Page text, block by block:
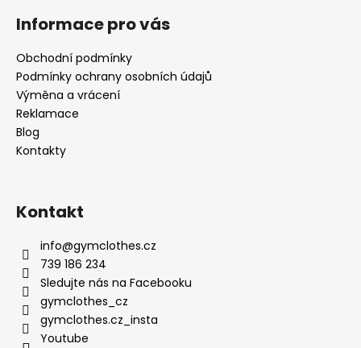
Informace pro vás
Obchodní podmínky
Podmínky ochrany osobních údajů
Výměna a vrácení
Reklamace
Blog
Kontakty
Kontakt
info@gymclothes.cz
739 186 234
Sledujte nás na Facebooku
gymclothes_cz
gymclothes.cz_insta
Youtube